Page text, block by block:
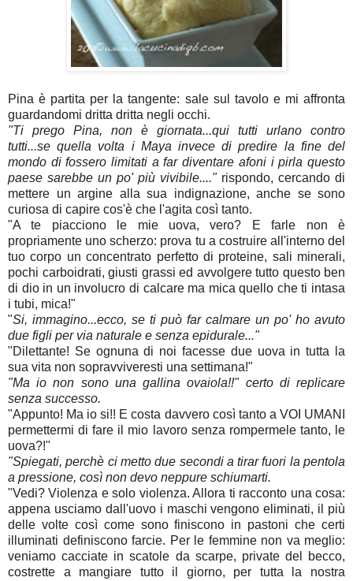
Pina è partita per la tangente: sale sul tavolo e mi affronta
guardandomi dritta dritta negli occhi.
"Ti prego Pina, non è giornata...qui tutti urlano contro
tutti...se quella volta i Maya invece di predire la fine del
mondo di fossero limitati a far diventare afoni i pirla questo
paese sarebbe un po' più vivibile...."rispondo, cercando di
mettere un argine alla sua indignazione, anche se sono
curiosa di capire cos'è che l'agita così tanto.
"A te piacciono le mie uova, vero? E farle non è
propriamente uno scherzo: prova tu a costruire all'interno del
tuo corpo un concentrato perfetto di proteine, sali minerali,
pochi carboidrati, giusti grassi ed avvolgere tutto questo ben
di dio in un involucro di calcare ma mica quello che ti intasa
i tubi, mica!"
"Si, immagino...ecco, se ti può far calmare un po' ho avuto
due figli per via naturale e senza epidurale..."
"Dilettante! Se ognuna di noi facesse due uova in tutta la
sua vita non sopravviveresti una settimana!"
"Ma io non sono una gallina ovaiola!!" certo di replicare
senza successo.
"Appunto! Ma io si!! E costa davvero così tanto a VOI UMANI
permettermi di fare il mio lavoro senza rompermele tanto, le
uova?!"
"Spiegati, perchè ci metto due secondi a tirar fuori la pentola
a pressione, così non devo neppure schiumarti.
"Vedi? Violenza e solo violenza. Allora ti racconto una cosa:
appena usciamo dall'uovo i maschi vengono eliminati, il più
delle volte così come sono finiscono in pastoni che certi
illuminati definiscono farcie. Per le femmine non va meglio:
veniamo cacciate in scatole da scarpe, private del becco,
costrette a mangiare tutto il giorno, per tutta la nostra